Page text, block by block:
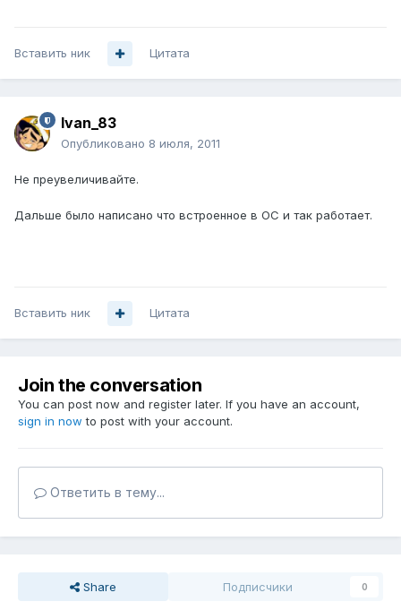
Вставить ник Цитата
Ivan_83
Опубликовано 8 июля, 2011
Не преувеличивайте.
Дальше было написано что встроенное в ОС и так работает.
Вставить ник Цитата
Join the conversation
You can post now and register later. If you have an account,
sign in now to post with your account.
Ответить в тему...
Share Подписчики 0